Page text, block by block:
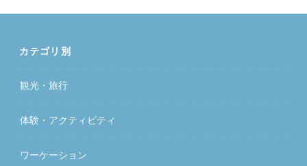
カテゴリ別
観光・旅行
体験・アクティビティ
ワーケーション